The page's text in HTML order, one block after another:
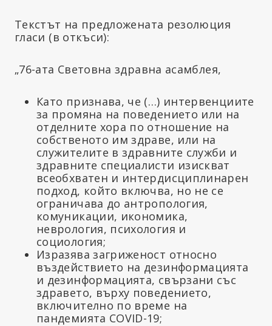
Текстът на предложената резолюция
гласи (в откъси):
„76-ата Световна здравна асамблея,
Като признава, че (…) интервенциите
за промяна на поведението или на
отделните хора по отношение на
собственото им здраве, или на
служителите в здравните служби и
здравните специалисти изискват
всеобхватен и интердисциплинарен
подход, който включва, но не се
ограничава до антропология,
комуникации, икономика,
неврология, психология и
социология;
Изразява загриженост относно
въздействието на дезинформацията
и дезинформацията, свързани със
здравето, върху поведението,
включително по време на
пандемията COVID-19;